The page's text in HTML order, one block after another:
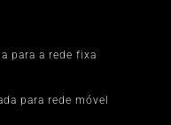
para a rede fixa
para rede móvel